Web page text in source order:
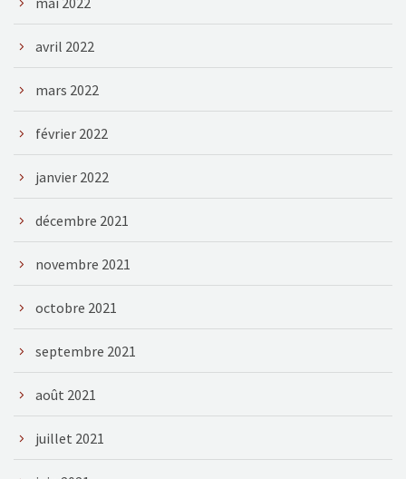
avril 2022
mars 2022
février 2022
janvier 2022
décembre 2021
novembre 2021
octobre 2021
septembre 2021
août 2021
juillet 2021